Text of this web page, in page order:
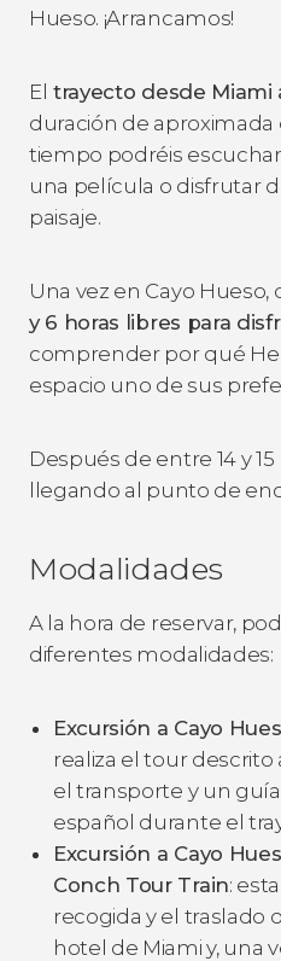
Hueso. ¡Arrancamos!
El trayecto desde Miami
duración de aproximada
tiempo podréis
una película o disfrutar
paisaje.
Una vez en Cayo
y 6 horas libres para
comprender por qué
espacio uno de sus
Después de entre 14 y
llegando al punto de
Modalidades
A la hora de reservar,
diferentes modalidades:
Excursión a Cayo
realiza el tour
el transporte y un
español durante el
Excursión a Cayo
Conch Tour Train:
recogida y el traslado
hotel de Miami y, una